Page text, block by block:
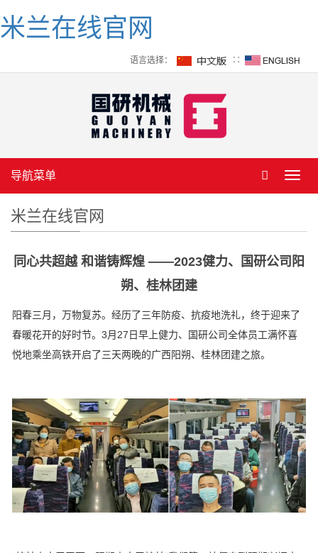
米兰在线官网
语言选择： ∷
导航菜单
米兰在线官网
同心共超越 和谐铸辉煌 ——2023健力、国研公司阳
朔、桂林团建
阳春三月，万物复苏。经历了三年防疫、抗疫地洗礼，终于迎来了
春暖花开的好时节。3月27日早上健力、国研公司全体员工满怀喜
悦地乘坐高铁开启了三天两晚的广西阳朔、桂林团建之旅。